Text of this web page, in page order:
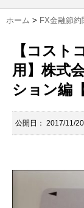
ホーム > FX金融節約
【コスト
用】株式
ション編
公開日： 2017/11/20